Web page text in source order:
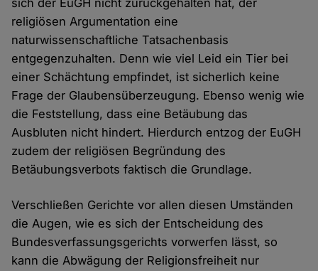
sich der EuGH nicht zurückgehalten hat, der
religiösen Argumentation eine
naturwissenschaftliche Tatsachenbasis
entgegenzuhalten. Denn wie viel Leid ein Tier bei
einer Schächtung empfindet, ist sicherlich keine
Frage der Glaubensüberzeugung. Ebenso wenig wie
die Feststellung, dass eine Betäubung das
Ausbluten nicht hindert. Hierdurch entzog der EuGH
zudem der religiösen Begründung des
Betäubungsverbots faktisch die Grundlage.
Verschließen Gerichte vor allen diesen Umständen
die Augen, wie es sich der Entscheidung des
Bundesverfassungsgerichts vorwerfen lässt, so
kann die Abwägung der Religionsfreiheit nur